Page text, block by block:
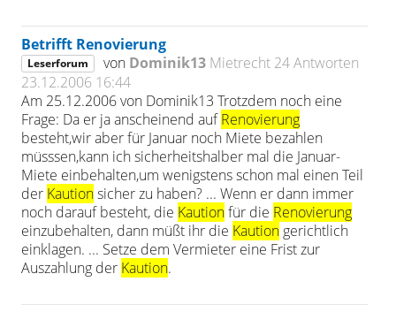
Betrifft Renovierung
Leserforum von Dominik13 Mietrecht 24 Antworten
23.12.2006 16:44
Am 25.12.2006 von Dominik13 Trotzdem noch eine
Frage: Da er ja anscheinend aufRenovierung
besteht,wir aber für Januar noch Miete bezahlen
müsssen,kann ich sicherheitshalber mal die Januar-
Miete einbehalten,um wenigstens schon mal einen Teil
der Kautionsicher zu haben? ... Wenn er dann immer
noch darauf besteht, die Kautionfür die Renovierung
einzubehalten, dann müßt ihr die Kaution gerichtlich
einklagen. ... Setze dem Vermieter eine Frist zur
Auszahlung der Kaution.